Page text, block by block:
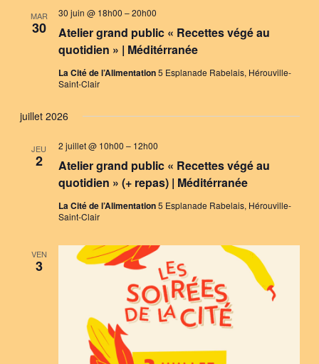
MAR
30
Atelier grand public « Recettes végé au
quotidien » | Méditérranée
30 juin @ 18h00 –20h00
La Cité de l’Alimentation5 Esplanade Rabelais, Hérouville-
Saint-Clair
juillet 2026
JEU
2
Atelier grand public « Recettes végé au
quotidien » (+ repas) | Méditérranée
2 juillet @ 10h00 – 12h00
La Cité de l’Alimentation5 Esplanade Rabelais, Hérouville-
Saint-Clair
VEN
3